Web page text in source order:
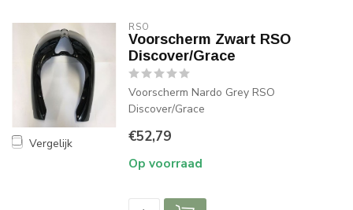
Vergelijk
RSO
Voorscherm Zwart RSO
Discover/Grace
Voorscherm Nardo Grey RSO
Discover/Grace
€52,79
Op voorraad